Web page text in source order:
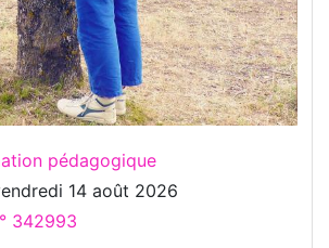
pédagogique
14 août 2026
342993